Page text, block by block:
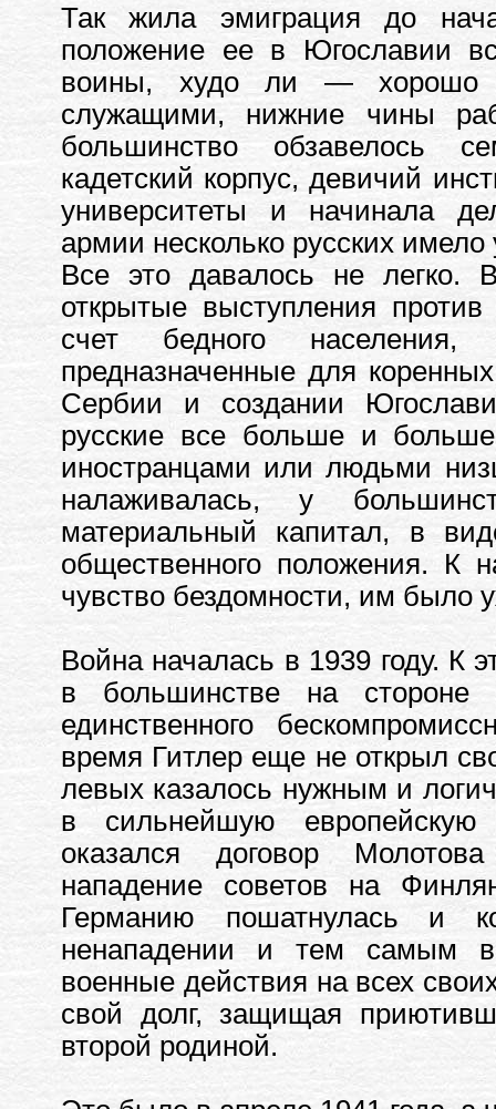
Так жила эмиграция до
положение ее в Югославии
воины, худо ли — хорошо
служащими, нижние чины
большинство обзавелось
кадетский корпус, девичий
университеты и начинала
армии несколько русских
Все это давалось не легко.
открытые выступления
счет бедного
предназначенные для
Сербии и создании
русские все больше и
иностранцами или людьми
налаживалась, у
материальный капитал, в
общественного положения. К
чувство бездомности, им было
Война началась в 1939 году. К
в большинстве на
единственного
время Гитлер еще не открыл
левых казалось нужным и
в сильнейшую
оказался договор
нападение советов на
Германию пошатнулась и
ненападении и тем самым
военные действия на всех
свой долг, защищая
второй родиной.